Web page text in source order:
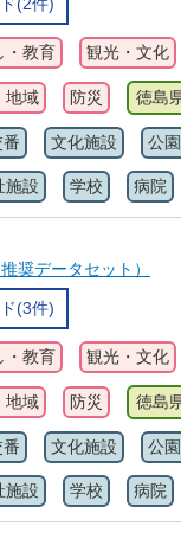
・教育 観光・文化
地域 防災 徳島
文化施設 公園
施設 学校 病院
奨データセット）
(3件)
・教育 観光・文化
地域 防災 徳島
文化施設 公園
施設 学校 病院